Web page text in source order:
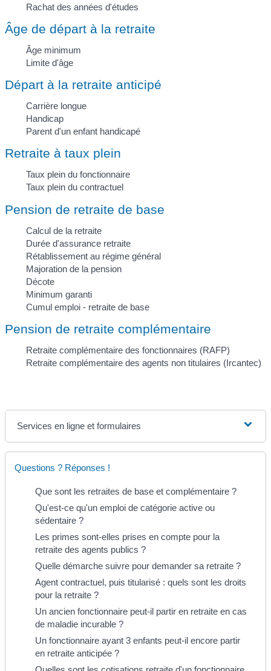
Rachat des années d'études
Âge de départ à la retraite
Âge minimum
Limite d'âge
Départ à la retraite anticipé
Carrière longue
Handicap
Parent d'un enfant handicapé
Retraite à taux plein
Taux plein du fonctionnaire
Taux plein du contractuel
Pension de retraite de base
Calcul de la retraite
Durée d'assurance retraite
Rétablissement au régime général
Majoration de la pension
Décote
Minimum garanti
Cumul emploi - retraite de base
Pension de retraite complémentaire
Retraite complémentaire des fonctionnaires (RAFP)
Retraite complémentaire des agents non titulaires (Ircantec)
Services en ligne et formulaires
Questions ? Réponses !
Que sont les retraites de base et complémentaire ?
Qu'est-ce qu'un emploi de catégorie active ou
sédentaire ?
Les primes sont-elles prises en compte pour la
retraite des agents publics ?
Quelle démarche suivre pour demander sa retraite ?
Agent contractuel, puis titularisé : quels sont les droits
pour la retraite ?
Un ancien fonctionnaire peut-il partir en retraite en cas
de maladie incurable ?
Un fonctionnaire ayant 3 enfants peut-il encore partir
en retraite anticipée ?